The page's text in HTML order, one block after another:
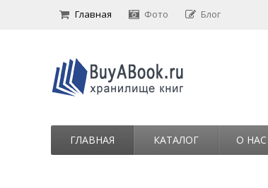
Главная Фото Блог
ГЛАВНАЯ КАТАЛОГ О НАС